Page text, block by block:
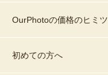
OurPhotoの価格のヒミツ
初めての方へ